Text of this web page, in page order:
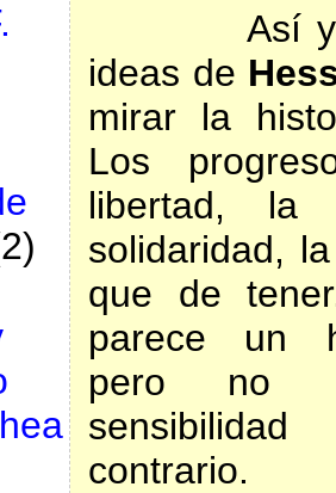
Así y
ideas de
mirar la
Los
libertad, la
solidaridad,
que de
parece un
pero no
contrario.